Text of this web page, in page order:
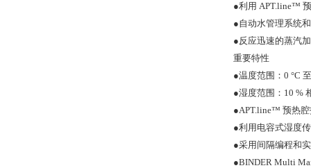
●利用 APT.line™
●自动水管理系统
●反应迅速的蒸汽
重要特性
●温度范围：0 °C
●湿度范围：10 %
●APT.line™ 预热
●利用电容式湿度
●采用间隔编程和
●BINDER Multi